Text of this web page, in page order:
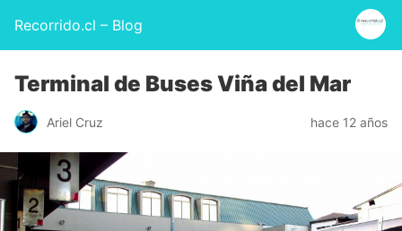
Recorrido.cl – Blog
Terminal de Buses Viña del Mar
Ariel Cruz hace 12 años